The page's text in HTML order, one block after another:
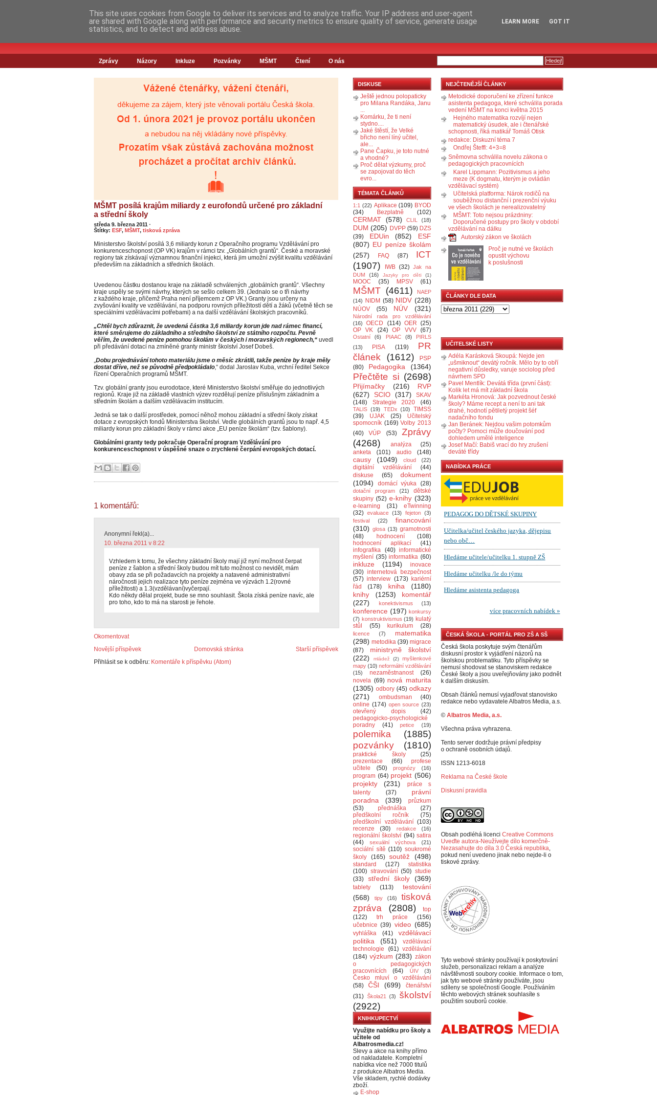
Zprávy Názory Inkluze Pozvánky MŠMT Čtení O nás
MŠMT posílá krajům miliardy z eurofondů určené pro základní
a střední školy
středa 9. března 2011 ·
Štítky: ESF, MŠMT, tisková zpráva
Ministerstvo školství posílá 3,6 miliardy korun z Operačního programu Vzdělávání pro
konkurenceschopnost (OP VK) krajům v rámci tzv. „Globálních grantů“. České a moravské
regiony tak získávají významnou finanční injekci, která jim umožní zvýšit kvalitu vzdělávání
především na základních a středních školách.
Uvedenou částku dostanou kraje na základě schválených „globálních grantů“. Všechny
kraje uspěly se svými návrhy, kterých se sešlo celkem 39. (Jednalo se o tři návrhy
z každého kraje, přičemž Praha není příjemcem z OP VK.) Granty jsou určeny na
zvyšování kvality ve vzdělávání, na podporu rovných příležitostí dětí a žáků (včetně těch se
speciálními vzdělávacími potřebami) a na další vzdělávání školských pracovníků.
„Chtěl bych zdůraznit, že uvedená částka 3,6 miliardy korun jde nad rámec financí,
které směrujeme do základního a středního školství ze státního rozpočtu. Pevně
věřím, že uvedené peníze pomohou školám v českých i moravských regionech,“ uvedl
při předávání dotací na zmíněné granty ministr školství Josef Dobeš.
„Dobu projednávání tohoto materiálu jsme o měsíc zkrátili, takže peníze by kraje měly
dostat dříve, než se původně předpokládalo,“ dodal Jaroslav Kuba, vrchní ředitel Sekce
řízení Operačních programů MŠMT.
Tzv. globální granty jsou eurodotace, které Ministerstvo školství směřuje do jednotlivých
regionů. Kraje již na základě vlastních výzev rozdělují peníze příslušným základním a
středním školám a dalším vzdělávacím institucím.
Jedná se tak o další prostředek, pomocí něhož mohou základní a střední školy získat
dotace z evropských fondů Ministerstva školství. Vedle globálních grantů jsou to např. 4,5
miliardy korun pro základní školy v rámci akce „EU peníze školám“ (tzv. šablony).
Globálními granty tedy pokračuje Operační program Vzdělávání pro
konkurenceschopnost v úspěšné snaze o zrychlené čerpání evropských dotací.
1 komentářů:
Anonymní řekl(a)...
10. března 2011 v 8:22
Vzhledem k tomu, že všechny základní školy mají již nyní možnost čerpat
peníze z šablon a střední školy budou mít tuto možnost co nevidět, mám
obavy zda se při požadavcích na projekty a natavené administrativní
náročnosti jejich realizace tyto peníze zejména ve výzvách 1.2(rovné
příležitosti) a 1.3(vzdělávaní)vyčerpají.
Kdo někdy dělal projekt, bude se mno souhlasit. Škola získá peníze navíc, ale
pro toho, kdo to má na starosti je řehole.
Okomentovat
Novější příspěvek
Starší příspěvek
Domovská stránka
Přihlásit se k odběru: Komentáře k příspěvku (Atom)
DISKUSE
Ještě jednou polopaticky
pro Milana Randáka, Janu
...
Komárku, že ti není
stydno....
Jaké štěstí, že Velké
břicho není líný učitel,
ale...
Pane Čapku, je toto nutné
a vhodné?
Proč dělat výzkumy, proč
se zapojovat do těch
evro...
TÉMATA ČLÁNKŮ
1:1 (22) Aplikace (109) BYOD
(34)
Bezplatně (102)
CERMAT (578) CLIL (18)
DUM (205) DVPP (59) DZS
(39)
EDUin (852)
ESF
(807) EU peníze školám
(257)
FAQ (87)
ICT
(1907)
IWB (32) Jak na
DUM
(16) Jazyky pro děti (1)
MOOC (35) MPSV (61)
MŠMT (4611)
NAEP
(14)
NIDM (58) NIDV (228)
NÚOV (55) NÚV (321)
Národní rada pro vzdělávání
(16)
OECD (114) OER (25)
OP VK
(24) OP VVV (67)
Ostatní (6) PIAAC (8)
PIRLS
(13)
PISA (119)
PR
článek
(1612)
PSP
(80)
Pedagogika (1364)
Přečtěte si (2698)
Přijímačky (216)
RVP
(627)
SCIO (317)
SKAV
(148)
Strategie 2020 (46)
TALIS (19) TEDx (10)
TIMSS
(39)
UJAK (25)
Učitelský
spomocník (169) Volby 2013
(40)
VÚP (53)
Zprávy
(4268)
analýza
(25)
anketa
(101) audio (148)
causy (1049) cloud (22)
digitální vzdělávání
(44)
diskuse
(65)
dokument
(1094)
domácí výuka (28)
dotační program (21)
dětské
skupiny (52) e-knihy (323)
e-learning (31)
eTwinning
(32) evaluace (13) fejeton (3)
festival
(22)
financování
(310) glosa (13) gramotnosti
(48)
hodnocení
(108)
hodnocení aplikací
(41)
infografika (40) informatické
myšlení (35) informatika (60)
inkluze (1194)
inovace
(30) internetová bezpečnost
(57) interview (173) kariérní
řád
(178) kniha
(1180)
knihy
(1253)
komentář
(227)
konektivismus (13)
konference (197) konkursy
(7) konstruktivismus (19) kulatý
stůl
(55) kurikulum (28)
licence (7)
matematika
(298) metodika (39) migrace
(87)
ministryně školství
(222)
mládež (2)
myšlenkové
mapy (10) neformální vzdělávání
(15)
nezaměstnanost
(26)
novela (69) nová maturita
(1305) odbory (45) odkazy
(271)
ombudsman
(40)
online (174) open source (23)
otevřený dopis
(42)
pedagogicko-psychologické
poradny
(41) petice (19)
polemika
(1885)
pozvánky
(1810)
praktické školy
(25)
prezentace
(66)
profese
učitele
(50) prognózy (16)
program (64) projekt (506)
projekty
(231)
práce s
talenty
(37)
právní
poradna
(339)
průzkum
(53)
přednáška
(27)
předškolní ročník
(75)
předškolní vzdělávání (103)
recenze
(30) redakce (16)
regionální školství (94) satira
(44)
sexuální výchova (21)
sociální sítě (110) soukromé
školy
(165) soutěž (498)
standard (127)
statistika
(100) stravování (50) studie
(33)
střední školy (369)
tablety (113)
testování
(568)
tipy (16)
tisková
zpráva
(2808)
top
(122)
trh práce
(156)
učebnice (39) video (685)
vyhláška (41)
vzdělávací
politika
(551)
vzdělávací
technologie
(61) vzdělávání
(184) výzkum (283) zákon
o pedagogických
pracovnících
(64) ÚIV (3)
Česko mluví o vzdělávání
(58)
ČŠI (699)
čtenářství
(31) Škola21 (3)
školství
(2922)
KNIHKUPECTVÍ
Využijte nabídku pro školy a
učitele od
Albatrosmedia.cz!
Slevy a akce na knihy přímo
od nakladatele. Kompletní
nabídka více než 7000 titulů
z produkce Albatros Media.
Vše skladem, rychlé dodávky
zboží.
E-shop
NEJČTENĚJŠÍ ČLÁNKY
Metodické doporučení ke zřízení funkce
asistenta pedagoga, které schválila porada
vedení MŠMT na konci května 2015
Hejného matematika rozvíjí nejen
matematický úsudek, ale i čtenářské
schopnosti, říká matikář Tomáš Otisk
redakce: Diskuzní téma 7
Ondřej Šteffl: 4+3=8
Sněmovna schválila novelu zákona o
pedagogických pracovnících
Karel Lippmann: Pozitivismus a jeho
meze (K dogmatu, kterým je ovládán
vzdělávací systém)
Učitelská platforma: Nárok rodičů na
souběžnou distanční i prezenční výuku
ve všech školách je nerealizovatelný
MŠMT: Toto nejsou prázdniny:
Doporučené postupy pro školy v období
vzdělávání na dálku
Autorský zákon ve školách
Proč je nutné ve školách
opustit výchovu
k poslušnosti
ČLÁNKY DLE DATA
UČITELSKÉ LISTY
Adéla Karásková Skoupá: Nejde jen
„ušmiknout“ devátý ročník. Mělo by to obří
negativní důsledky, varuje sociolog před
návrhem SPD
Pavel Mentlík: Devátá třída (první část):
Kolik let má mít základní škola
Markéta Hronová: Jak pozvednout české
školy? Máme recept a není to ani tak
drahé, hodnotí pětiletý projekt šéf
nadačního fondu
Jan Beránek: Nejdou vašim potomkům
počty? Pomoci může doučování pod
dohledem umělé inteligence
Josef Mačí: Babiš vrací do hry zrušení
deváté třídy
NABÍDKA PRÁCE
ČESKÁ ŠKOLA - PORTÁL PRO ZŠ A SŠ
Česká škola poskytuje svým čtenářům
diskusní prostor k vyjádření názorů na
školskou problematiku. Tyto příspěvky se
nemusí shodovat se stanoviskem redakce
České školy a jsou uveřejňovány jako podnět
k dalším diskusím.
Obsah článků nemusí vyjadřovat stanovisko
redakce nebo vydavatele Albatros Media, a.s.
© Albatros Media, a.s.
Všechna práva vyhrazena.
Tento server dodržuje právní předpisy
o ochraně osobních údajů.
ISSN 1213-6018
Reklama na České škole
Diskusní pravidla
Obsah podléhá licenci Creative Commons
Uveďte autora-Neužívejte dílo komerčně-
Nezasahujte do díla 3.0 Česká republika
pokud není uvedeno jinak nebo nejde-li o
tiskové zprávy.
Tyto webové stránky používají k poskytování
služeb, personalizaci reklam a analýze
návštěvnosti soubory cookie. Informace o tom,
jak tyto webové stránky používáte, jsou
sdíleny se společností Google. Používáním
těchto webových stránek souhlasíte s
použitím souborů cookie.
This site uses cookies from Google to deliver its services and to analyze traffic. Your IP address and user-agent
are shared with Google along with performance and security metrics to ensure quality of service, generate usage
statistics, and to detect and address abuse.
LEARN MORE GOT IT